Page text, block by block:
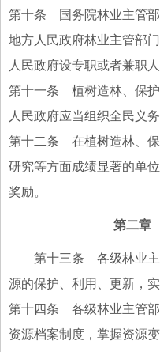
第十条 国务院林业主管部
地方人民政府林业主管部
人民政府设专职或者兼职
第十一条 植树造林、保
人民政府应当组织全民义
第十二条 在植树造林、
研究等方面成绩显著的单
奖励。
第二章
第十三条 各级林业主
源的保护、利用、更新，
第十四条 各级林业主管
资源档案制度，掌握资源